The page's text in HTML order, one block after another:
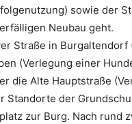
sowie der
Neubau geht.
Straße in Burgaltendorf
(Verlegung einer
die Alte Hauptstraße
Standorte der
zur Burg. Nach rund